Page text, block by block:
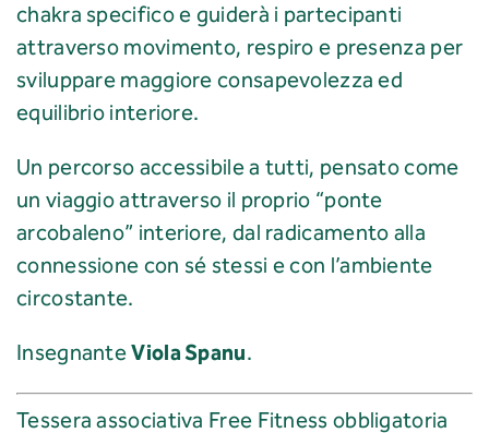
chakra specifico e guiderà i partecipanti
attraverso movimento, respiro e presenza per
sviluppare maggiore consapevolezza ed
equilibrio interiore.
Un percorso accessibile a tutti, pensato come
un viaggio attraverso il proprio “ponte
arcobaleno” interiore, dal radicamento alla
connessione con sé stessi e con l’ambiente
circostante.
InsegnanteViola Spanu.
Tessera associativa Free Fitness obbligatoria